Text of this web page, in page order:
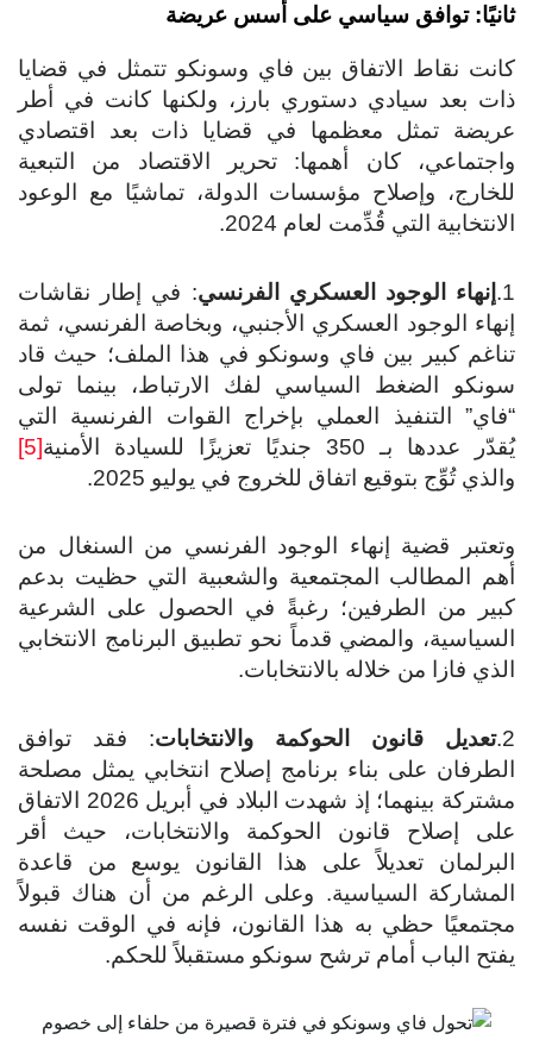
توافق سياسي على أسس عريضة
نقاط الاتفاق بين فاي وسونكو تتمثل في قضايا
بعد سيادي دستوري بارز، ولكنها كانت في أطر
تمثل معظمها في قضايا ذات بعد اقتصادي
كان أهمها: تحرير الاقتصاد من التبعية
وإصلاح مؤسسات الدولة، تماشيًا مع الوعود
التي قُدِّمت لعام 2024.
إنهاء الوجود العسكري الفرنسي: في إطار نقاشات
الوجود العسكري الأجنبي، وبخاصة الفرنسي، ثمة
كبير بين فاي وسونكو في هذا الملف؛ حيث قاد
الضغط السياسي لفك الارتباط، بينما تولى
التنفيذ العملي بإخراج القوات الفرنسية التي
بـ 350 جنديًا تعزيزًا للسيادة الأمنية
[5]
تُوِّج بتوقيع اتفاق للخروج في يوليو 2025.
قضية إنهاء الوجود الفرنسي من السنغال من
المطالب المجتمعية والشعبية التي حظيت بدعم
من الطرفين؛ رغبةً في الحصول على الشرعية
والمضي قدماً نحو تطبيق البرنامج الانتخابي
فازا من خلاله بالانتخابات.
تعديل قانون الحوكمة والانتخابات: فقد توافق
على بناء برنامج إصلاح انتخابي يمثل مصلحة
مشتركة بينهما؛ إذ شهدت البلاد في أبريل 2026 الاتفاق
إصلاح قانون الحوكمة والانتخابات، حيث أقر
تعديلاً على هذا القانون يوسع من قاعدة
السياسية. وعلى الرغم من أن هناك قبولاً
حظي به هذا القانون، فإنه في الوقت نفسه
الباب أمام ترشح سونكو مستقبلاً للحكم.